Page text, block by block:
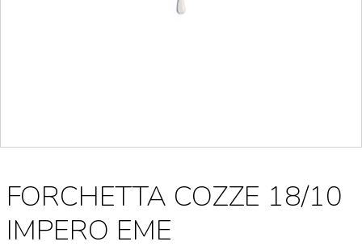
FORCHETTA COZZE 18/10
IMPERO EME